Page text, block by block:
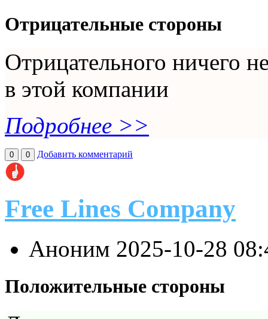
Отрицательные стороны
Отрицательного ничего
в этой компании
Подробнее >>
0 0 Добавить комментарий
Free Lines Company
Аноним 2025-10-28
Положительные стороны